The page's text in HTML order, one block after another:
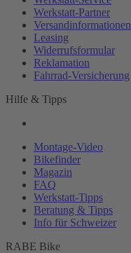
Werkstatt-Partner
Versandinformationen
Leasing
Widerrufsformular
Reklamation
Fahrrad-Versicherung
Hilfe & Tipps
Montage-Video
Bikefinder
Magazin
FAQ
Werkstatt-Tipps
Beratung & Tipps
Info für Schweizer
RABE Bike